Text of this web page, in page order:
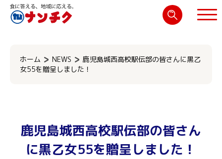
ホーム NEWS
鹿児島城西高校駅伝部の皆さんに黒乙
女55を贈呈しました！
鹿児島城西高校駅伝部の皆さん
に黒乙女55を贈呈しました！